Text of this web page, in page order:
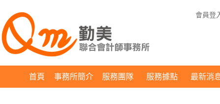
會員登
首頁 事務所簡介 服務團隊 服務據點 最新消